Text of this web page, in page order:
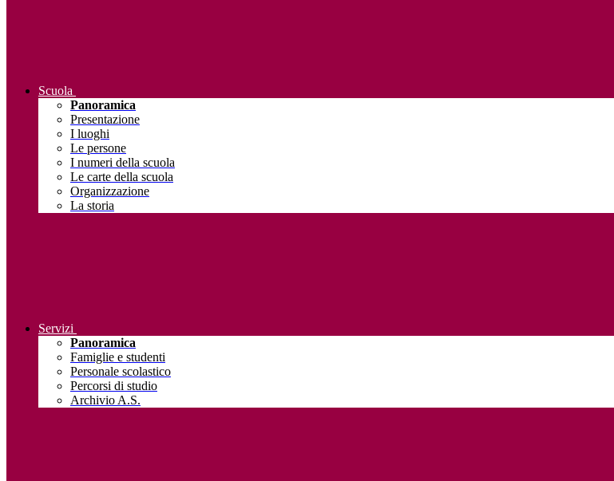
Scuola
Panoramica
Presentazione
I luoghi
Le persone
I numeri della scuola
Le carte della scuola
Organizzazione
La storia
Servizi
Panoramica
Famiglie e studenti
Personale scolastico
Percorsi di studio
Archivio A.S.